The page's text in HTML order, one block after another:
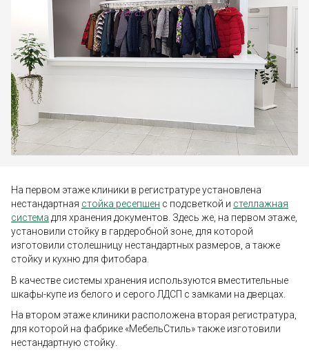
На первом этаже клиники в регистратуре установлена
нестандартная стойка ресепшен с подсветкой и стеллажная
система для хранения документов. Здесь же, на первом этаже,
установили стойку в гардеробной зоне, для которой
изготовили столешницу нестандартных размеров, а также
стойку и кухню для фитобара.
В качестве системы хранения используются вместительные
шкафы-купе из белого и серого ЛДСП с замками на дверцах.
На втором этаже клиники расположена вторая регистратура,
для которой на фабрике «МебельСтиль» также изготовили
нестандартную стойку.